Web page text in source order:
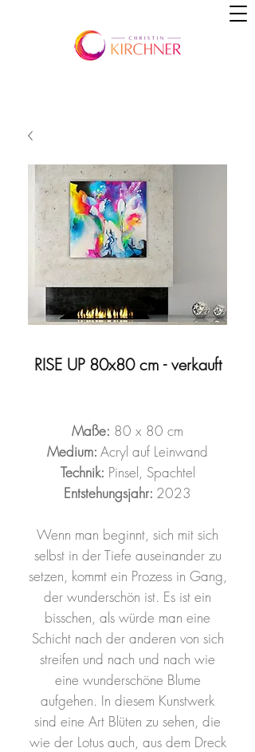
RISE UP 80x80 cm - verkauft
Maße: 80 x 80 cm
Medium: Acryl auf Leinwand
Technik: Pinsel, Spachtel
Entstehungsjahr: 2023
Wenn man beginnt, sich mit sich
selbst in der Tiefe auseinander zu
setzen, kommt ein Prozess in Gang,
der wunderschön ist. Es ist ein
bisschen, als würde man eine
Schicht nach der anderen von sich
streifen und nach und nach wie
eine wunderschöne Blume
aufgehen. In diesem Kunstwerk
sind eine Art Blüten zu sehen, die
wie der Lotus auch, aus dem Dreck